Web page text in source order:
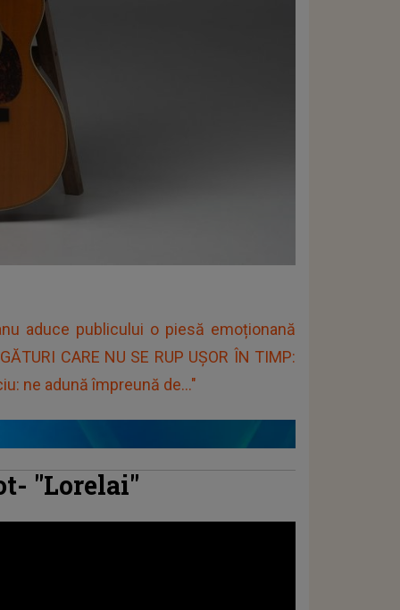
aduce publicului o piesă emoționană
CARE NU SE RUP UȘOR ÎN TIMP:
ne adună împreună de..."
"Lorelai"